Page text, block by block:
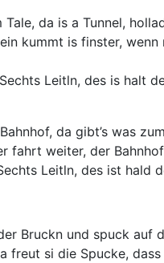
Tale, da is a Tunnel,
kummt is finster, wenn
Leitln, des is halt
da gibt’s was
fahrt weiter, der
Leitln, des ist hald
Bruckn und spuck auf
freut si die Spucke, dass